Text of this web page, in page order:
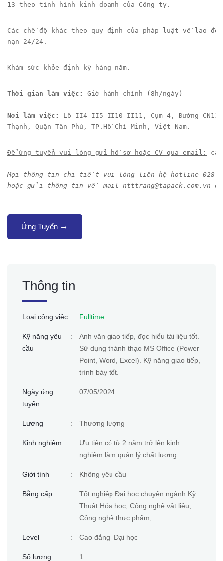
13 theo tình hình kinh doanh của Công ty.
Các chế độ khác theo quy định của pháp luật về lao
nạn 24/24.
Khám sức khỏe định kỳ hàng năm.
Thời gian làm việc: Giờ hành chính (8h/ngày)
Nơi làm việc: Lô II4-II5-II10-II11, Cụm 4, Đường CN13,
Thạnh, Quận Tân Phú, TP.Hồ Chí Minh, Việt Nam.
Để ứng tuyển vui lòng gửi hồ sơ hoặc CV qua email:
Mọi thông tin chi tiết vui lòng liên hệ hotline 028
hoặc gửi thông tin về mail ntttrang@tapack.com.vn
Ứng Tuyển
Thông tin
Loại công việc : Fulltime
Kỹ năng yêu
cầu
:
Anh văn giao tiếp, đọc hiểu tài liệu tốt.
Sử dụng thành thạo MS Office (Power
Point, Word, Excel). Kỹ năng giao tiếp,
trình bày tốt.
Ngày ứng
tuyển
: 07/05/2024
Lương : Thương lượng
Kinh nghiệm :
Ưu tiên có từ 2 năm trở lên kinh
nghiệm làm quản lý chất lượng.
Giới tính : Không yêu cầu
Bằng cấp :
Tốt nghiệp Đại học chuyên ngành Kỹ
Thuật Hóa học, Công nghệ vật liệu,
Công nghệ thực phẩm,…
Level : Cao đẳng, Đại học
Số lượng : 1